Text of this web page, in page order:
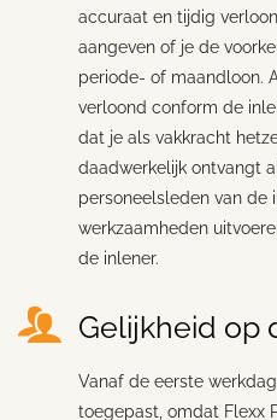
accuraat en tijdig
aangeven of je de
periode- of maandloon.
verloond conform de
dat je als vakkracht
daadwerkelijk ontvangt
personeelsleden van de
werkzaamheden
de inlener.
Gelijkheid op
Vanaf de eerste
toegepast, omdat Flexx